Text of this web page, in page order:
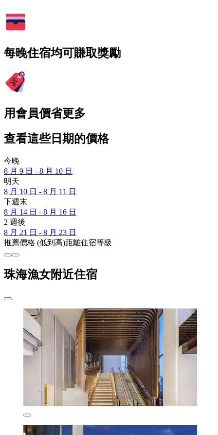
每晚住宿均可賺取獎勵
用會員價省更多
查看這些日期的價格
今晚
8 月 9 日 - 8 月 10 日
明天
8 月 10 日 - 8 月 11 日
下週末
8 月 14 日 - 8 月 16 日
2 週後
8 月 21 日 - 8 月 23 日
推薦價格 (低到高)距離住宿等級
珠海漁女附近住宿